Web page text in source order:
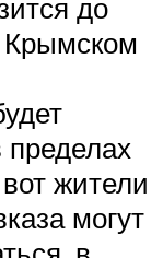
до
пределах
жители
могут